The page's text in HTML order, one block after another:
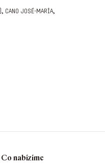
, cano josé-maría,
Co nabízíme